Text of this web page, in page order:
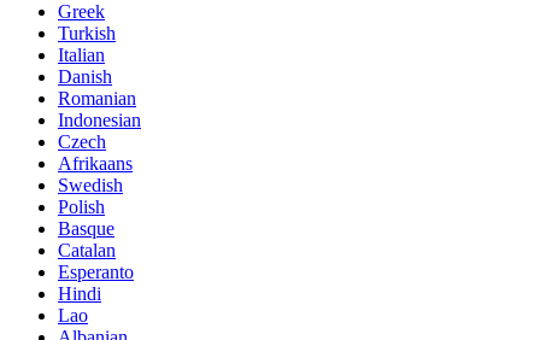
Greek
Turkish
Italian
Danish
Romanian
Indonesian
Czech
Afrikaans
Swedish
Polish
Basque
Catalan
Esperanto
Hindi
Lao